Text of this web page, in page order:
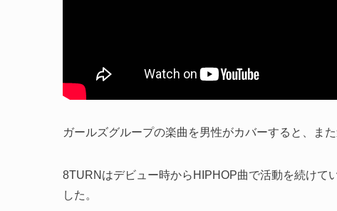
ガールズグループの楽曲を男性がカバーすると、ま
8TURNはデビュー時からHIPHOP曲で活動を続けて
した。